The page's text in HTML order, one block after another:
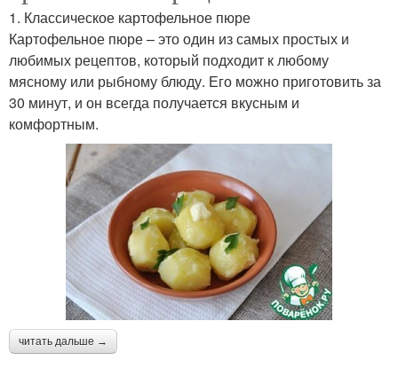
1. Классическое картофельное пюре
Картофельное пюре – это один из самых простых и
любимых рецептов, который подходит к любому
мясному или рыбному блюду. Его можно приготовить за
30 минут, и он всегда получается вкусным и
комфортным.
читать дальше →